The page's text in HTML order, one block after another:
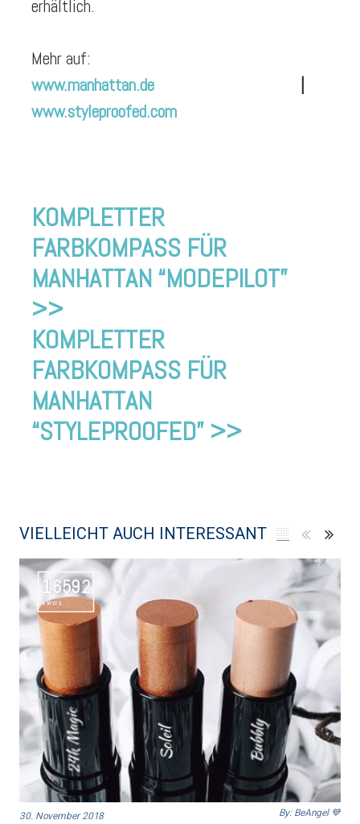
erhältlich.
Mehr auf:
www.manhattan.de
www.styleproofed.com
KOMPLETTER
FARBKOMPASS FÜR
MANHATTAN “MODEPILOT”
>>
KOMPLETTER
FARBKOMPASS FÜR
MANHATTAN
“STYLEPROOFED” >>
VIELLEICHT AUCH INTERESSANT
16592
Views
30. November 2018 By: BeAngel 💙